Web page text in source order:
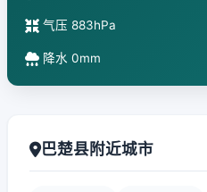
气压 883hPa
降水 0mm
巴楚县附近城市